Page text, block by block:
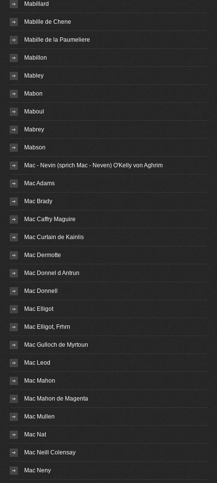
Mabillard
Mabille de Chene
Mabille de la Paumeliere
Mabillon
Mabley
Mabon
Maboul
Mabrey
Mabson
Mac - Nevin (sprich Mac - Neven) O'Kelly von Aghrim
Mac Adams
Mac Brady
Mac Caffry Maguire
Mac Curtain de Kainlis
Mac Dermotte
Mac Donnel d Antrun
Mac Donnell
Mac Elligot
Mac Elligot, Frhrn
Mac Gulloch de Myrtoun
Mac Leod
Mac Mahon
Mac Mahon de Magenta
Mac Mullen
Mac Nat
Mac Neill Colensay
Mac Neny